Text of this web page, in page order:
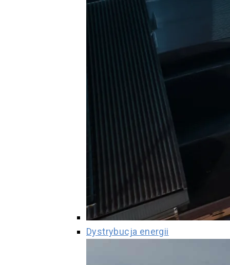
Dystrybucja energii